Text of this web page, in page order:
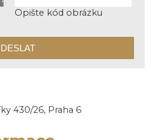
Opište kód obrázku
430/26, Praha 6